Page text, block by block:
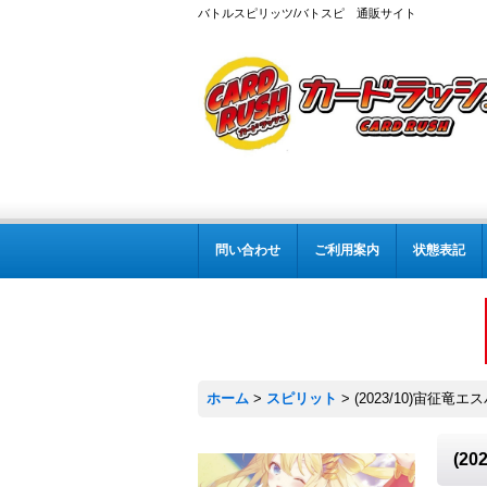
バトルスピリッツ/バトスピ 通販サイト
問い合わせ ご利用案内 状態表記
ホーム > スピリット > (2023/10)宙征竜エ